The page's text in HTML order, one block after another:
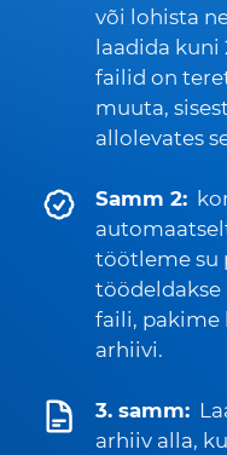
või lohista
laadida
failid on
muuta,
allolevates
Samm 2:
töötleme su
töödeldakse
faili, pakime
arhiivi.
3. samm:
arhiiv alla,